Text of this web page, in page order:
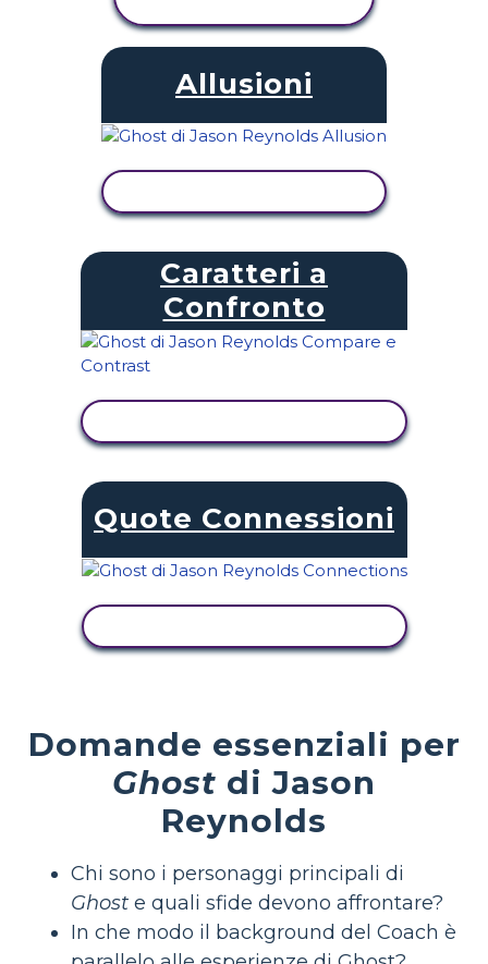
Allusioni
Caratteri a
Confronto
Quote Connessioni
Domande essenziali per
Ghost di Jason
Reynolds
Chi sono i personaggi principali di
Ghost e quali sfide devono affrontare?
In che modo il background del Coach è